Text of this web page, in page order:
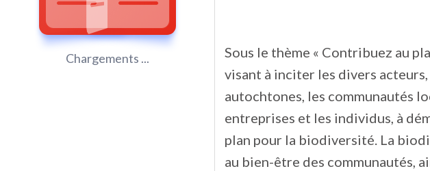
Chargements ...
Sous le thème « Contribuez au
visant à inciter les divers
autochtones, les communautés
entreprises et les individus, à
plan pour la biodiversité. La
au bien-être des communautés,